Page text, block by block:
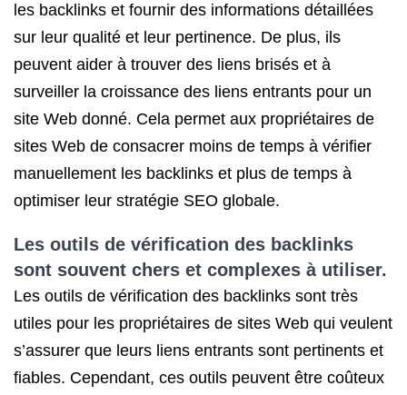
les backlinks et fournir des informations détaillées
sur leur qualité et leur pertinence. De plus, ils
peuvent aider à trouver des liens brisés et à
surveiller la croissance des liens entrants pour un
site Web donné. Cela permet aux propriétaires de
sites Web de consacrer moins de temps à vérifier
manuellement les backlinks et plus de temps à
optimiser leur stratégie SEO globale.
Les outils de vérification des backlinks
sont souvent chers et complexes à utiliser.
Les outils de vérification des backlinks sont très
utiles pour les propriétaires de sites Web qui veulent
s’assurer que leurs liens entrants sont pertinents et
fiables. Cependant, ces outils peuvent être coûteux